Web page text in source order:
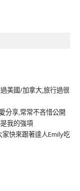
美國/加拿大,旅行過很
分享,常常不吝惜公開
我的強項
快來跟著達人Emily吃